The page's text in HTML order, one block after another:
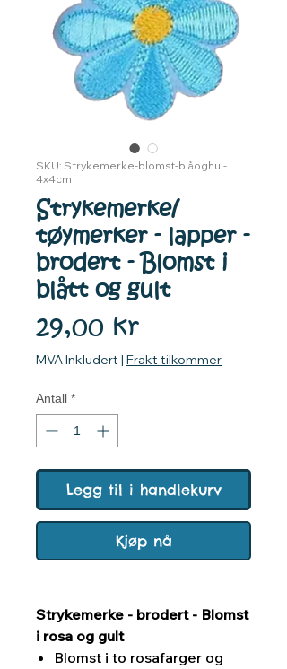
SKU: Strykemerke-blomst-blåoghul-
4x4cm
Strykemerke/
tøymerker - lapper -
brodert - Blomst i
blått og gult
29,00 krPris
MVA Inkludert | Frakt tilkommer
Antall *
Legg til i handlekurv
Kjøp nå
Strykemerke - brodert - Blomst
i rosa og gult
Blomst i to rosafarger og